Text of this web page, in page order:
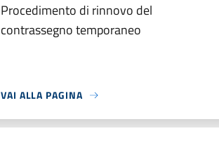
Procedimento di rinnovo del
contrassegno temporaneo
VAI ALLA PAGINA